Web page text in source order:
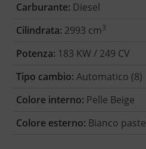
Carburante: Diesel
Cilindrata: 2993 cm3
Potenza: 183 KW / 249 CV
Tipo cambio: Automatico (8)
Colore interno: Pelle Beige
Colore esterno: Bianco